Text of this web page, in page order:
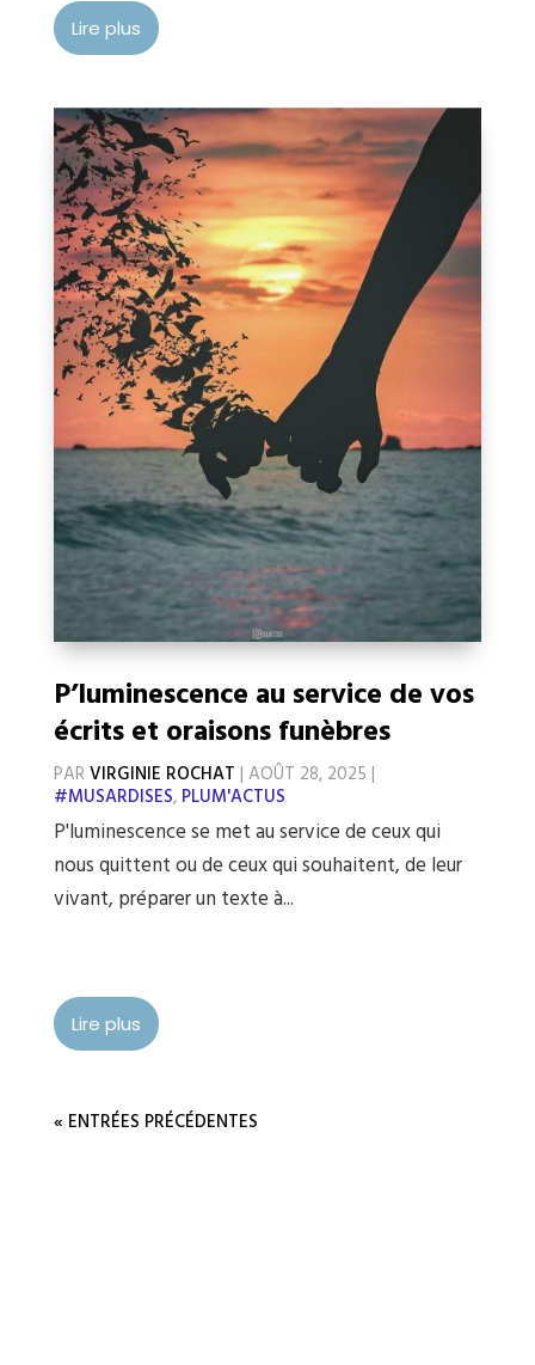
Lire plus
P’luminescence au service de vos
écrits et oraisons funèbres
PARVIRGINIE ROCHAT | AOÛT 28, 2025 |
#MUSARDISES, PLUM'ACTUS
P'luminescence se met au service de ceux qui
nous quittent ou de ceux qui souhaitent, de leur
vivant, préparer un texte à...
Lire plus
« ENTRÉES PRÉCÉDENTES